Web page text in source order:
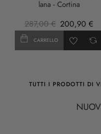
lana - Cortina
287,00 € 200,90 €
CARRELLO
TUTTI I PRODOTTI DI